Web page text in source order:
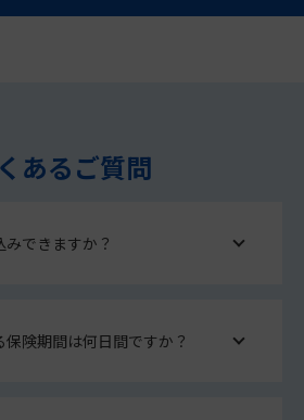
あるご質問
みできますか？
保険期間は何日間ですか？